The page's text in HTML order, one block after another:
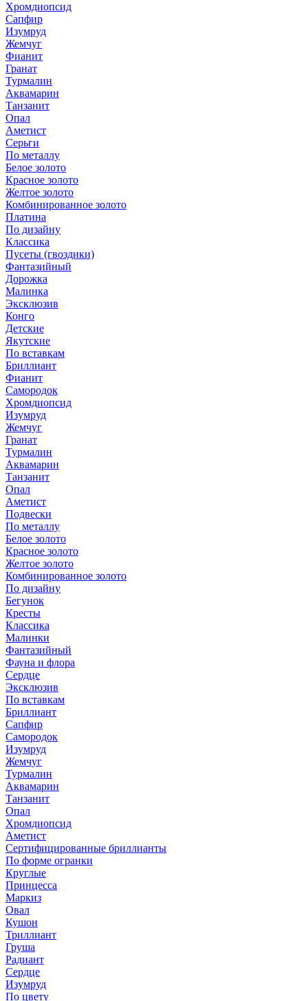
Хромдиопсид
Сапфир
Изумруд
Жемчуг
Фианит
Гранат
Турмалин
Аквамарин
Танзанит
Опал
Аметист
Серьги
По металлу
Белое золото
Красное золото
Желтое золото
Комбинированное золото
Платина
По дизайну
Классика
Пусеты (гвоздики)
Фантазийный
Дорожка
Малинка
Эксклюзив
Конго
Детские
Якутские
По вставкам
Бриллиант
Фианит
Самородок
Хромдиопсид
Изумруд
Жемчуг
Гранат
Турмалин
Аквамарин
Танзанит
Опал
Аметист
Подвески
По металлу
Белое золото
Красное золото
Желтое золото
Комбинированное золото
По дизайну
Бегунок
Кресты
Классика
Малинки
Фантазийный
Фауна и флора
Сердце
Эксклюзив
По вставкам
Бриллиант
Сапфир
Самородок
Изумруд
Жемчуг
Турмалин
Аквамарин
Танзанит
Опал
Хромдиопсид
Аметист
Сертифицированные бриллианты
По форме огранки
Круглые
Принцесса
Маркиз
Овал
Кушон
Триллиант
Груша
Радиант
Сердце
Изумруд
По цвету